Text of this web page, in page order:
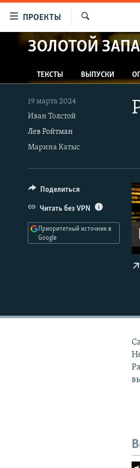
упрощенного
Вернуться
к
основному
содержанию
главной
ПРОЕКТЫ
ПРОГРАММЫ
АВТОРСКИЕ ПРОЕКТЫ
ЦИТАТЫ СВОБОДЫ
МНЕНИЯ
КУЛЬТУРА
IDEL.РЕАЛИИ
КАВКАЗ.РЕАЛИИ
СЕВЕР.РЕАЛИИ
СИБИРЬ.РЕАЛИИ
РАСПИСАНИЕ ВЕЩАНИЯ
ПОДПИШИТЕСЬ НА РАССЫЛКУ
ЗОЛОТОЙ
ТЕКСТЫ ВЫПУСКИ
19 марта 2024
Иван Толстой
Лев Ройтман
Марина Катыс
Поделиться
Читать без VPN
Приоритетный источник в
Google